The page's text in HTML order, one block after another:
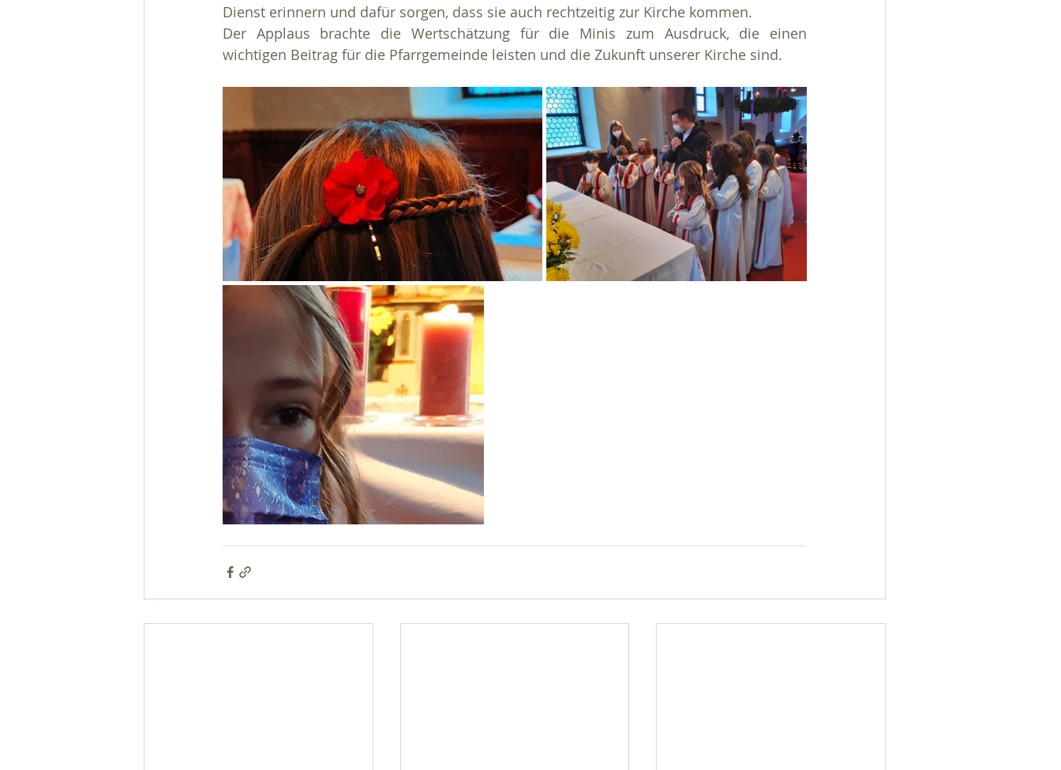
Dienst erinnern und dafür sorgen, dass sie auch rechtzeitig zur Kirche kommen.
Der Applaus brachte die Wertschätzung für die Minis zum Ausdruck, die einen
wichtigen Beitrag für die Pfarrgemeinde leisten und die Zukunft unserer Kirche sind.